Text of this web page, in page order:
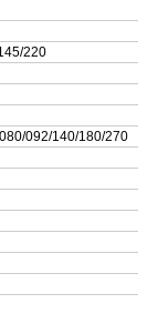
220
092/140/180/270